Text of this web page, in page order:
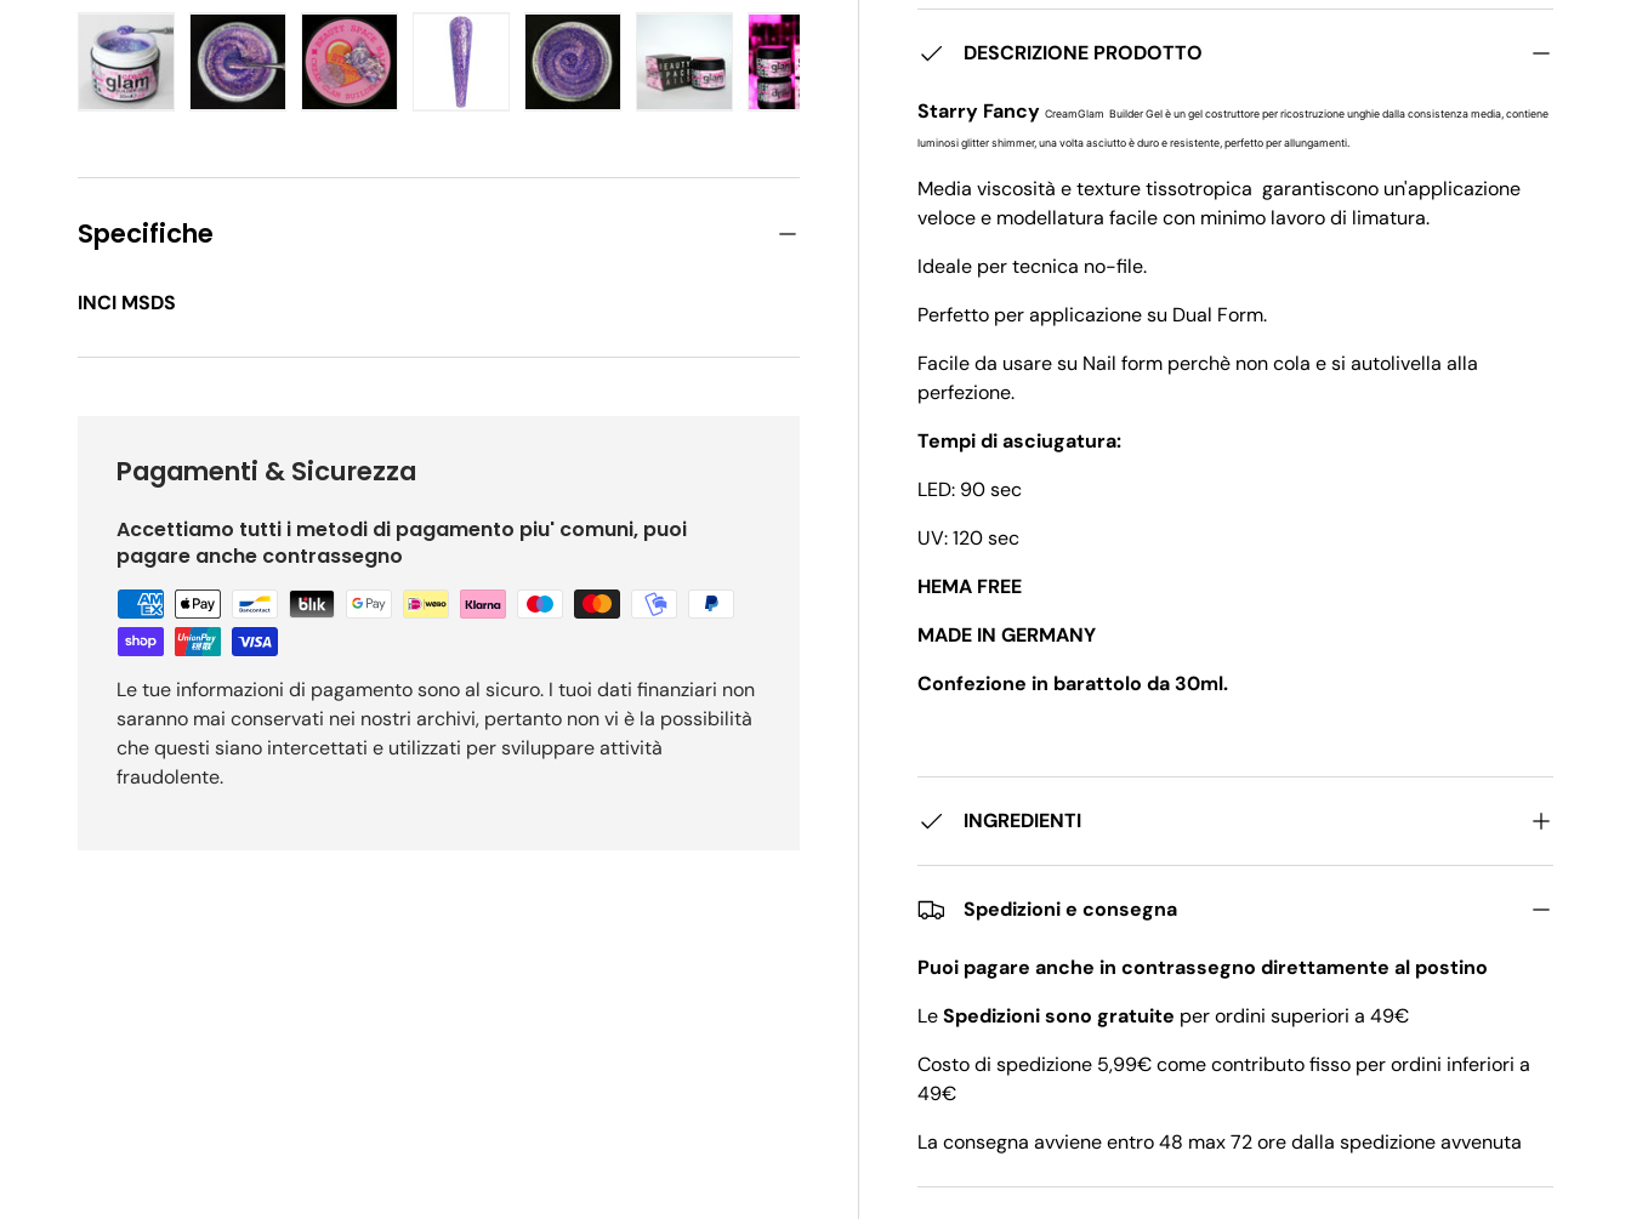
Carica immagine 5 nella visualizzazione galleria
Carica immagine 6 nella visualizzazione galleria
Carica immagine 7 nella visualizzazione galleria
Carica immagine 8 nella visualizzazione galleria
Carica immagine 9 nella visualizzazione galleria
DESCRIZIONE PRODOTTO
Starry FancyCreamGlam Builder Gel è un gel costruttore per ricostruzione unghie dalla consistenza media,contiene
luminosi glitter shimmer, una volta asciutto è duro e resistente, perfetto per allungamenti.
Media viscosità e texture tissotropica garantiscono un'applicazione
veloce e modellatura facile con minimo lavoro di limatura.
Ideale per tecnica no-file.
Perfetto per applicazione su Dual Form.
Facile da usare su Nail form perchè non cola e si autolivella alla
perfezione.
Tempi di asciugatura:
LED: 90 sec
UV: 120 sec
HEMA FREE
MADE IN GERMANY
Confezione in barattolo da 30ml.
INGREDIENTI
Spedizioni e consegna
Puoi pagare anche in contrassegno direttamente al postino
LeSpedizioni sono gratuite per ordini superiori a 49€
Costo di spedizione 5,99€ come contributo fisso per ordini inferiori a
49€
La consegna avviene entro 48 max 72 ore dalla spedizione avvenuta
Specifiche
INCI MSDS
Pagamenti & Sicurezza
Accettiamo tutti i metodi di pagamento piu' comuni, puoi
pagare anche contrassegno
Le tue informazioni di pagamento sono al sicuro. I tuoi dati finanziari non
saranno mai conservati nei nostri archivi, pertanto non vi è la possibilità
che questi siano intercettati e utilizzati per sviluppare attività
fraudolente.